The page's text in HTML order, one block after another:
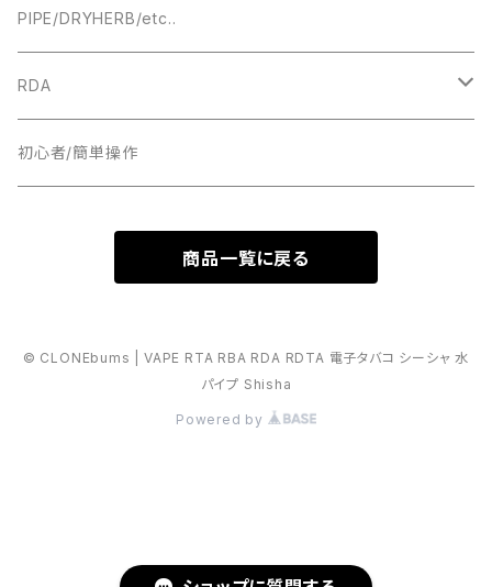
BOX MOD
24MM
19MM
18MM
RDTA
DRIPTIP ドリップチップ
PIPE/DRYHERB/etc..
RDA
22MM
18MM
初心者/簡単操作
商品一覧に戻る
© CLONEbums | VAPE RTA RBA RDA RDTA 電子タバコ シーシャ 水
パイプ Shisha
Powered by